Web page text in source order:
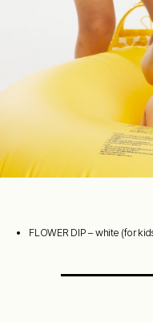
FLOWER DIP – white (for